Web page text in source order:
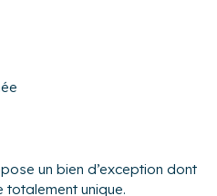
un bien d’exception dont
unique.